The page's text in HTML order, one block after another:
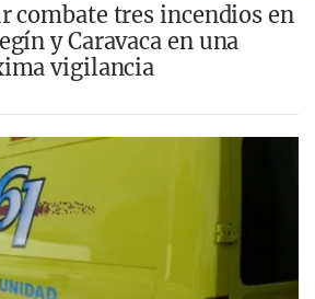
combate tres incendios en
y Caravaca en una
vigilancia